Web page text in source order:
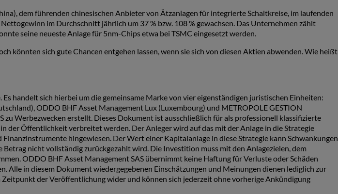
dem führenden chinesischen Anbieter von Ätzanlagen für integrierte Schaltkreise, im laufenden
im Durchschnitt jährlich um 37 % bzw. 108 % gewachsen. Das Unternehmen zählt
seine neueste Anlage für 5nm-Chips etwa bei TSMC eingesetzt werden.
könnten sich gute Chancen entgehen lassen, wenn sie sich von diesen Aktien abwenden. Wie heißt
handelt sich hierbei um die gemeinsame Marke von vier eigenständigen juristischen Einheiten:
ODDO BHF Asset Management Lux (Luxembourg) und METROPOLE GESTION
Werbezwecken erstellt. Dieses Dokument ist ausschließlich für als professionell klassifizierte
Öffentlichkeit verbreitet werden. Der Anleger wird auf das mit der Anlage in die Strategie
hingewiesen. Der Wert einer Kapitalanlage in diese Strategie kann Schwankungen
nicht vollständig zurückgezahlt wird. Die Investition muss mit den Anlagezielen, dem
ODDO BHF Asset Management SAS übernimmt keine Haftung für Verluste oder Schäden
Alle in diesem Dokument wiedergegebenen Einschätzungen und Meinungen dienen lediglich zur
der Veröffentlichung wider und können sich jederzeit ohne vorherige Ankündigung